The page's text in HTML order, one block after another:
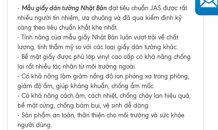
- Mẫu giấy dán tường Nhật Bản đạt tiêu chuẩn JAS được rất
nhiều người tín nhiệm, ưa chuộng và đã qua kiểm định kỹ
càng theo tiêu chuẩn khắt khe nhất.
- Tính năng của mẫu giấy Nhật Bản luôn vượt trội về chất
lượng, tính thẩm mỹ so với các loại giấy dán tường khác.
- Bề mặt giấy được phủ lớp vinyl cao cấp có khả năng chống
lại rất nhiều tác nhân từ môi trường ngoài.
- Có khả năng làm giảm nồng độ ion phóng xạ trong phòng,
giảm độ ẩm, giúp kháng khuẩn, chống ẩm mốc.
- Có khả năng cách âm, cách nhiệt, chống cháy lan hiệu quả,
bề mặt cứng, chống bám bụi, vệ sinh dễ dàng.
- Sản phẩm an toàn, thân thiện cho môi trường và sức khỏe
người dùng.